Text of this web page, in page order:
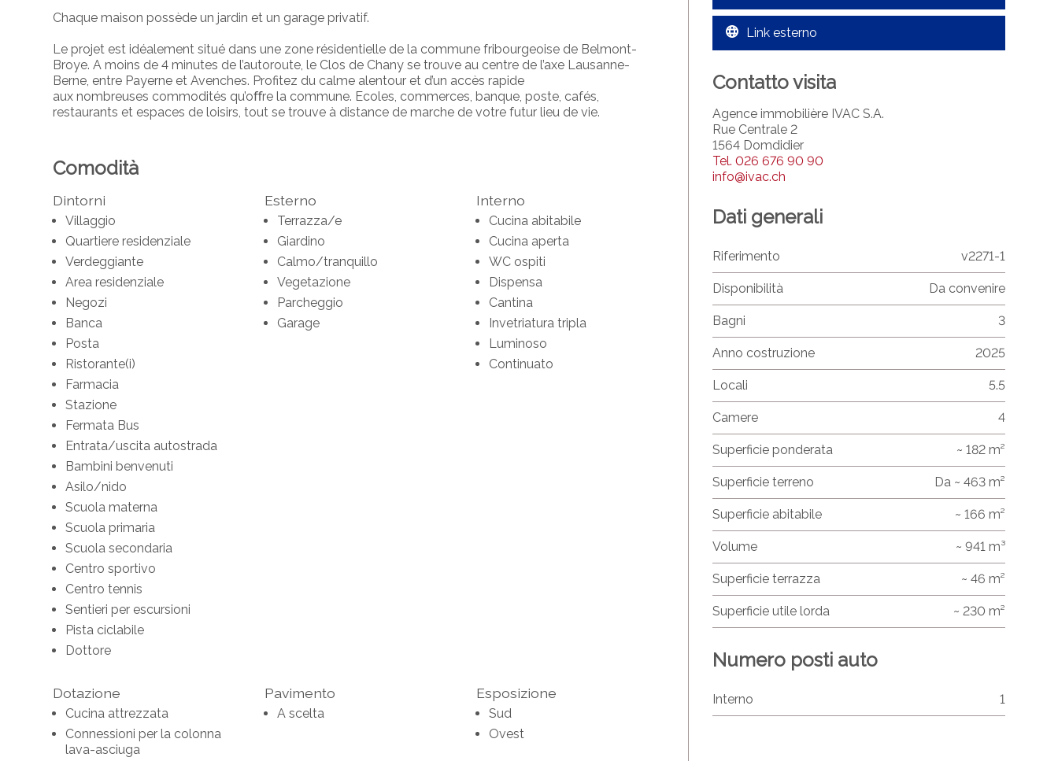
Chaque maison possède un jardin et un garage privatif.
Le projet est idéalement situé dans une zone résidentielle de la commune fribourgeoise de Belmont-
Broye. A moins de 4 minutes de l’autoroute, le Clos de Chany se trouve au centre de l’axe Lausanne-
Berne, entre Payerne et Avenches. Profitez du calme alentour et d’un accès rapide
aux nombreuses commodités qu’oﬀre la commune. Ecoles, commerces, banque, poste, cafés,
restaurants et espaces de loisirs, tout se trouve à distance de marche de votre futur lieu de vie.
Comodità
Dintorni
Villaggio
Quartiere residenziale
Verdeggiante
Area residenziale
Negozi
Banca
Posta
Ristorante(i)
Farmacia
Stazione
Fermata Bus
Entrata/uscita autostrada
Bambini benvenuti
Asilo/nido
Scuola materna
Scuola primaria
Scuola secondaria
Centro sportivo
Centro tennis
Sentieri per escursioni
Pista ciclabile
Dottore
Esterno
Terrazza/e
Giardino
Calmo/tranquillo
Vegetazione
Parcheggio
Garage
Interno
Cucina abitabile
Cucina aperta
WC ospiti
Dispensa
Cantina
Invetriatura tripla
Luminoso
Continuato
Dotazione
Cucina attrezzata
Connessioni per la colonna
lava-asciuga
Pavimento
A scelta
Esposizione
Sud
Ovest
Link esterno
Contatto visita
Agence immobilière IVAC S.A.
Rue Centrale 2
1564 Domdidier
Tel. 026 676 90 90
info@ivac.ch
Dati generali
Riferimento v2271-1
Disponibilità Da convenire
Bagni 3
Anno costruzione 2025
Locali 5.5
Camere 4
Superficie ponderata ~ 182 m²
Superficie terreno Da ~ 463 m²
Superficie abitabile ~ 166 m²
Volume ~ 941 m³
Superficie terrazza ~ 46 m²
Superficie utile lorda ~ 230 m²
Numero posti auto
Interno 1